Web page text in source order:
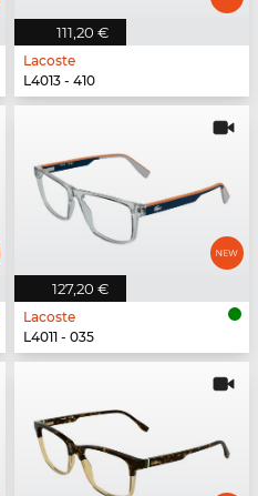
111,20 €
Lacoste
L4013 - 410
127,20 €
Lacoste
L4011 - 035